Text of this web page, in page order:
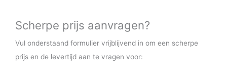
Scherpe prijs aanvragen?
Vul onderstaand formulier vrijblijvend in om een scherpe
prijs en de levertijd aan te vragen voor: